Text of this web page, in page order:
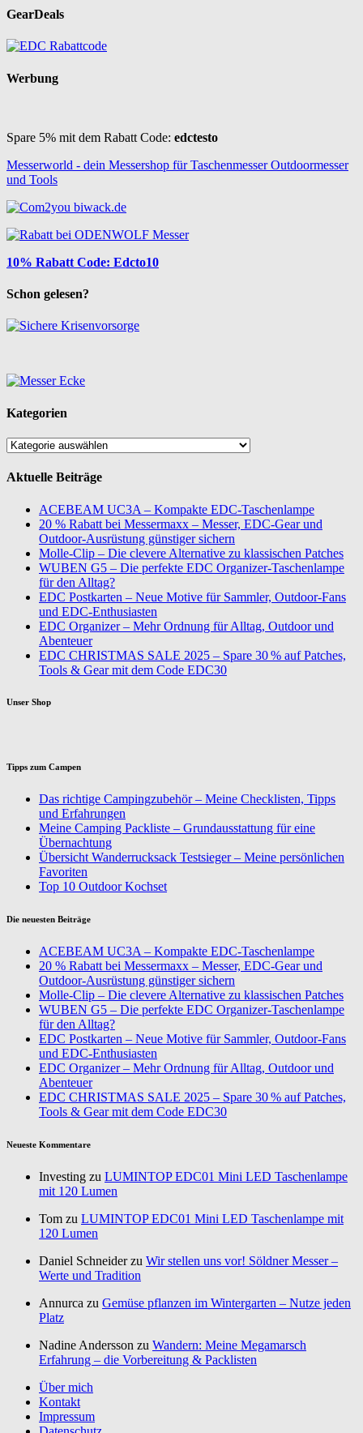
GearDeals
Werbung
Spare 5% mit dem Rabatt Code: edctesto
Messerworld - dein Messershop für Taschenmesser Outdoormesser
und Tools
10% Rabatt Code: Edcto10
Schon gelesen?
Kategorien
Kategorien
Aktuelle Beiträge
ACEBEAM UC3A – Kompakte EDC-Taschenlampe
20 % Rabatt bei Messermaxx – Messer, EDC-Gear und
Outdoor-Ausrüstung günstiger sichern
Molle-Clip – Die clevere Alternative zu klassischen Patches
WUBEN G5 – Die perfekte EDC Organizer-Taschenlampe
für den Alltag?
EDC Postkarten – Neue Motive für Sammler, Outdoor-Fans
und EDC-Enthusiasten
EDC Organizer – Mehr Ordnung für Alltag, Outdoor und
Abenteuer
EDC CHRISTMAS SALE 2025 – Spare 30 % auf Patches,
Tools & Gear mit dem Code EDC30
Unser Shop
Tipps zum Campen
Das richtige Campingzubehör – Meine Checklisten, Tipps
und Erfahrungen
Meine Camping Packliste – Grundausstattung für eine
Übernachtung
Übersicht Wanderrucksack Testsieger – Meine persönlichen
Favoriten
Top 10 Outdoor Kochset
Die neuesten Beiträge
ACEBEAM UC3A – Kompakte EDC-Taschenlampe
20 % Rabatt bei Messermaxx – Messer, EDC-Gear und
Outdoor-Ausrüstung günstiger sichern
Molle-Clip – Die clevere Alternative zu klassischen Patches
WUBEN G5 – Die perfekte EDC Organizer-Taschenlampe
für den Alltag?
EDC Postkarten – Neue Motive für Sammler, Outdoor-Fans
und EDC-Enthusiasten
EDC Organizer – Mehr Ordnung für Alltag, Outdoor und
Abenteuer
EDC CHRISTMAS SALE 2025 – Spare 30 % auf Patches,
Tools & Gear mit dem Code EDC30
Neueste Kommentare
Investing zu LUMINTOP EDC01 Mini LED Taschenlampe
mit 120 Lumen
Tom zu LUMINTOP EDC01 Mini LED Taschenlampe mit
120 Lumen
Daniel Schneider zu Wir stellen uns vor! Söldner Messer –
Werte und Tradition
Annurca zu Gemüse pflanzen im Wintergarten – Nutze jeden
Platz
Nadine Andersson zu Wandern: Meine Megamarsch
Erfahrung – die Vorbereitung & Packlisten
Über mich
Kontakt
Impressum